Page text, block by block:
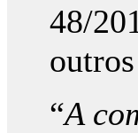
48/
“A